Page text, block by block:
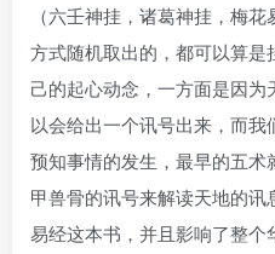
（六壬神挂，诸葛神挂，梅
方式随机取出的，都可以算是
己的起心动念，一方面是因
以会给出一个讯号出来，而
预知事情的发生，最早的五
甲兽骨的讯号来解读天地的
易经这本书，并且影响了整